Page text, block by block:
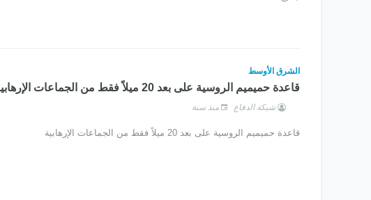
الشرق الأوسط
قاعدة حميميم الروسية على بعد 20 ميلاً فقط من الجماعات الإرهابية
شبكة الدفاع منذ سنة
قاعدة حميميم الروسية على بعد 20 ميلاً فقط من الجماعات الإرهابية